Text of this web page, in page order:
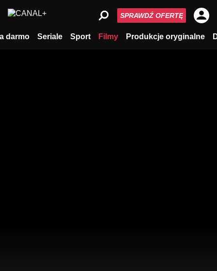
darmo Seriale Sport Filmy Produkcje oryginalne
SPRAWDŹ OFERTĘ